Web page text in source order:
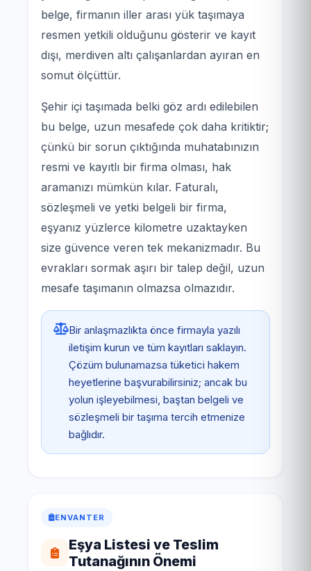
belge, firmanın iller arası yük taşımaya
resmen yetkili olduğunu gösterir ve kayıt
dışı, merdiven altı çalışanlardan ayıran en
somut ölçüttür.
Şehir içi taşımada belki göz ardı edilebilen
bu belge, uzun mesafede çok daha kritiktir;
çünkü bir sorun çıktığında muhatabınızın
resmi ve kayıtlı bir firma olması, hak
aramanızı mümkün kılar. Faturalı,
sözleşmeli ve yetki belgeli bir firma,
eşyanız yüzlerce kilometre uzaktayken
size güvence veren tek mekanizmadır. Bu
evrakları sormak aşırı bir talep değil, uzun
mesafe taşımanın olmazsa olmazıdır.
Bir anlaşmazlıkta önce firmayla yazılı
iletişim kurun ve tüm kayıtları saklayın.
Çözüm bulunamazsa tüketici hakem
heyetlerine başvurabilirsiniz; ancak bu
yolun işleyebilmesi, baştan belgeli ve
sözleşmeli bir taşıma tercih etmenize
bağlıdır.
ENVANTER
Eşya Listesi ve Teslim
Tutanağının Önemi